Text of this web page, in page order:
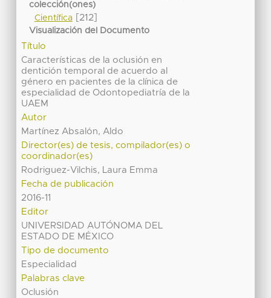
colección(ones)
Científica[212]
Visualización del Documento
Título
Características de la oclusión en
dentición temporal de acuerdo al
género en pacientes de la clínica de
especialidad de Odontopediatría de la
UAEM
Autor
Martínez Absalón, Aldo
Director(es) de tesis, compilador(es) o
coordinador(es)
Rodriguez-Vilchis, Laura Emma
Fecha de publicación
2016-11
Editor
UNIVERSIDAD AUTÓNOMA DEL
ESTADO DE MÉXICO
Tipo de documento
Especialidad
Palabras clave
Oclusión